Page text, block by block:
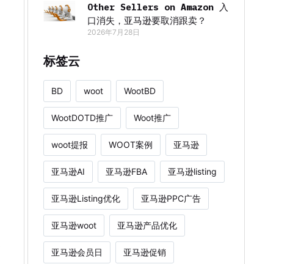
Other Sellers on Amazon 入
口消失，亚马逊要取消跟卖？
2026年7月28日
标签云
BD woot WootBD
WootDOTD推广 Woot推广
woot提报 WOOT案例 亚马逊
亚马逊AI 亚马逊FBA 亚马逊listing
亚马逊Listing优化 亚马逊PPC广告
亚马逊woot 亚马逊产品优化
亚马逊会员日 亚马逊促销